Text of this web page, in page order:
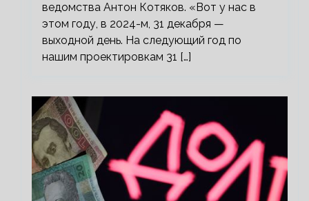
ведомства Антон Котяков. «Вот у нас в
этом году, в 2024-м, 31 декабря —
выходной день. На следующий год по
нашим проектировкам 31 […]